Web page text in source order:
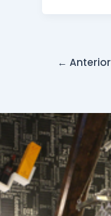
← Anterior